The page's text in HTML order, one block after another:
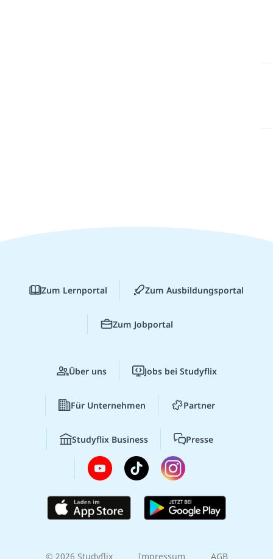
Zum Lernportal Zum Ausbildungsportal
Zum Jobportal
Über uns Jobs bei Studyflix
Für Unternehmen Partner
Studyflix Business Presse
© 2026 Studyflix Impressum AGB